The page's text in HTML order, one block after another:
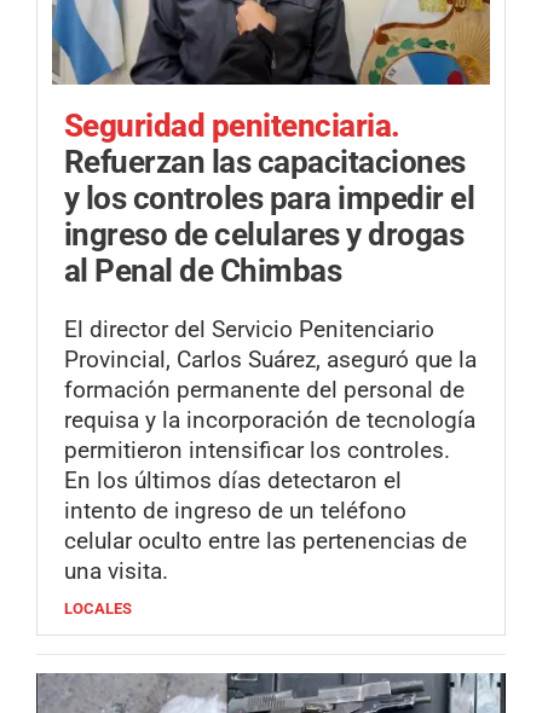
Seguridad penitenciaria.
Refuerzan las capacitaciones
y los controles para impedir el
ingreso de celulares y drogas
al Penal de Chimbas
El director del Servicio Penitenciario
Provincial, Carlos Suárez, aseguró que la
formación permanente del personal de
requisa y la incorporación de tecnología
permitieron intensificar los controles.
En los últimos días detectaron el
intento de ingreso de un teléfono
celular oculto entre las pertenencias de
una visita.
LOCALES